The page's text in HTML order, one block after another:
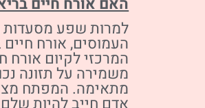
למרות שפע מסעדות
העמוסים, אורח
המרכזי לקיום אורח
משמירה על תזונה
מתאימה. המפתח